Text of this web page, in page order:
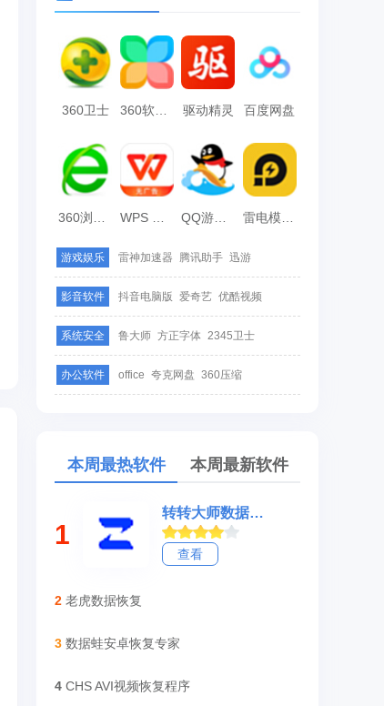
360卫士 360软件管家 驱动精灵 百度网盘
雷电模拟器
游戏娱乐 雷神加速器 腾讯助手 迅游
影音软件 抖音电脑版 爱奇艺 优酷视频
系统安全 鲁大师 方正字体 2345卫士
办公软件 office 夸克网盘 360压缩
本周最热软件 本周最新软件
1
转转大师数据修复软件
查看
2 老虎数据恢复
3 数据蛙安卓恢复专家
4 CHS AVI视频恢复程序